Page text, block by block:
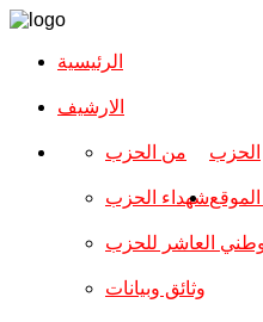
الرئيسية
الارشیف
الحزب من الحزب
شهداء الحزب
العاشر للحزب
وثائق وبيانات